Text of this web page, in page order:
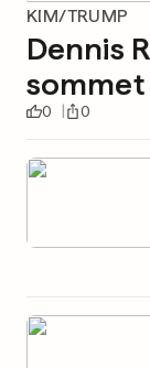
KIM/TRUMP
Dennis
0 0